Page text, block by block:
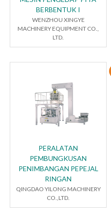
BERBENTUK I
WENZHOU XINGYE
MACHINERY EQUIPMENT CO.,
LTD.
PERALATAN
PEMBUNGKUSAN
PENIMBANGAN PEPEJAL
RINGAN
QINGDAO YILONG MACHINERY
CO.,LTD.